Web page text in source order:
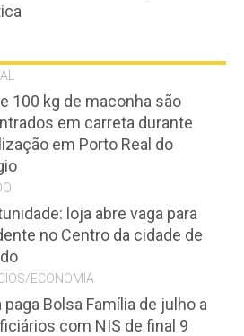
100 kg de maconha são
em carreta durante
em Porto Real do
loja abre vaga para
no Centro da cidade de
ECONOMIA
paga Bolsa Família de julho a
com NIS de final 9